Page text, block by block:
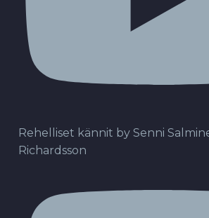
Rehelliset kännit by Senni
Richardsson